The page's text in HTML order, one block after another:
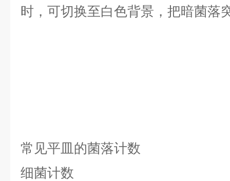
时，可切换至白色背景，把暗菌落
常见平皿的菌落计数
细菌计数